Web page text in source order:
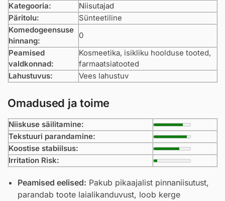
Kategooria:
Niisutajad
Päritolu:
Sünteetiline
Komedogeensuse
hinnang:
0
Peamised
valdkonnad:
Kosmeetika, isikliku hoolduse tooted,
farmaatsiatooted
Lahustuvus:
Vees lahustuv
Omadused ja toime
Niiskuse säilitamine:
Tekstuuri parandamine:
Koostise stabiilsus:
Irritation Risk:
Peamised eelised: Pakub pikaajalist pinnaniisutust,
parandab toote laialikanduvust, loob kerge